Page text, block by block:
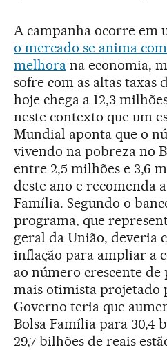
A campanha ocorre em
o mercado se anima
melhorana economia,
sofre com as altas taxas
hoje chega a 12,3
neste contexto que um
Mundial aponta que o
vivendo na pobreza no
entre 2,5 milhões e 3,6
deste ano e recomenda
Família. Segundo o
programa, que
geral da União, deveria
inflação para ampliar a
ao número crescente de
mais otimista projetado
Governo teria que
Bolsa Família para 30,4
29,7 bilhões de reais